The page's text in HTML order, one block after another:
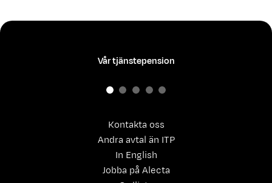
Kontakta oss
Andra avtal än ITP
In English
Jobba på Alecta
Vår tjänstepension